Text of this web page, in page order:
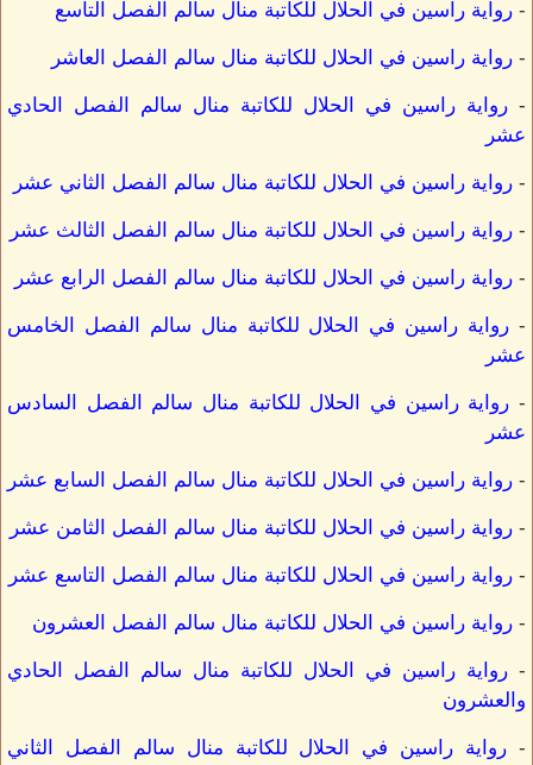
- رواية راسين في الحلال للكاتبة منال سالم الفصل التاسع
- رواية راسين في الحلال للكاتبة منال سالم الفصل العاشر
- رواية راسين في الحلال للكاتبة منال سالم الفصل الحادي
عشر
- رواية راسين في الحلال للكاتبة منال سالم الفصل الثاني عشر
- رواية راسين في الحلال للكاتبة منال سالم الفصل الثالث عشر
- رواية راسين في الحلال للكاتبة منال سالم الفصل الرابع عشر
- رواية راسين في الحلال للكاتبة منال سالم الفصل الخامس
عشر
- رواية راسين في الحلال للكاتبة منال سالم الفصل السادس
عشر
- رواية راسين في الحلال للكاتبة منال سالم الفصل السابع عشر
- رواية راسين في الحلال للكاتبة منال سالم الفصل الثامن عشر
- رواية راسين في الحلال للكاتبة منال سالم الفصل التاسع عشر
- رواية راسين في الحلال للكاتبة منال سالم الفصل العشرون
- رواية راسين في الحلال للكاتبة منال سالم الفصل الحادي
والعشرون
- رواية راسين في الحلال للكاتبة منال سالم الفصل الثاني